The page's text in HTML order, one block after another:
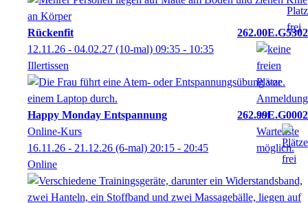
Rückenfit
262.00E.G5302
12.11.26 - 04.02.27 (10-mal) 09:35 - 10:35
Illertissen
Happy Monday Entspannung
262.99E.G0002
Online-Kurs
16.11.26 - 21.12.26 (6-mal) 20:15 - 20:45
Online